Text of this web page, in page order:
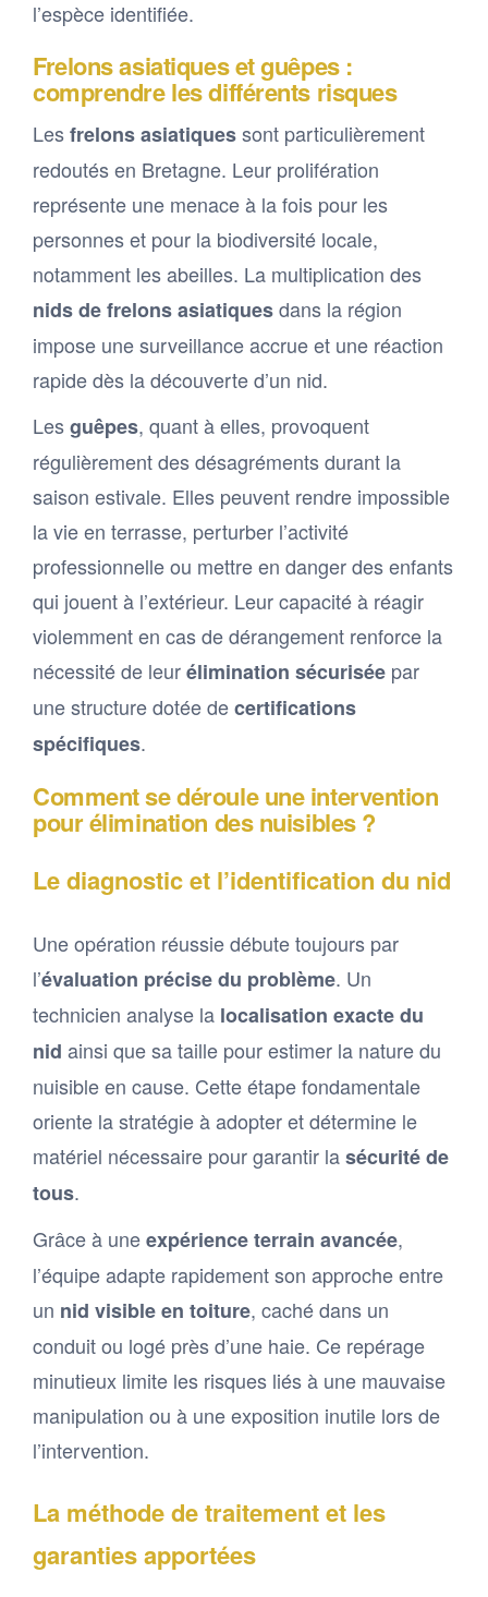
l’espèce identifiée.
Frelons asiatiques et guêpes :
comprendre les différents risques
Lesfrelons asiatiquessont particulièrement
redoutés en Bretagne. Leur prolifération
représente une menace à la fois pour les
personnes et pour la biodiversité locale,
notamment les abeilles. La multiplication des
nids de frelons asiatiquesdans la région
impose une surveillance accrue et une réaction
rapide dès la découverte d’un nid.
Lesguêpes, quant à elles, provoquent
régulièrement des désagréments durant la
saison estivale. Elles peuvent rendre impossible
la vie en terrasse, perturber l’activité
professionnelle ou mettre en danger des enfants
qui jouent à l’extérieur. Leur capacité à réagir
violemment en cas de dérangement renforce la
nécessité de leurélimination sécurisée par
une structure dotée decertifications
spécifiques.
Comment se déroule une intervention
pour élimination des nuisibles ?
Le diagnostic et l’identification du nid
Une opération réussie débute toujours par
l’évaluation précise du problème. Un
technicien analyse la localisation exacte du
nid ainsi que sa taille pour estimer la nature du
nuisible en cause. Cette étape fondamentale
oriente la stratégie à adopter et détermine le
matériel nécessaire pour garantir lasécurité de
tous.
Grâce à uneexpérience terrain avancée,
l’équipe adapte rapidement son approche entre
un nid visible en toiture, caché dans un
conduit ou logé près d’une haie. Ce repérage
minutieux limite les risques liés à une mauvaise
manipulation ou à une exposition inutile lors de
l’intervention.
La méthode de traitement et les
garanties apportées